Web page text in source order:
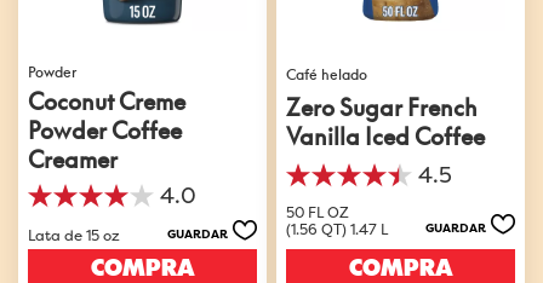
Powder
Coconut Creme
Powder Coffee
Creamer
4.0
4.0
de
5
estrellas.
Lata de 15 oz GUARDAR
COMPRA
Café helado
Zero Sugar French
Vanilla Iced Coffee
4.5
4.5
de
5
estrellas.
50 FL OZ
(1.56 QT) 1.47 L
GUARDAR
COMPRA